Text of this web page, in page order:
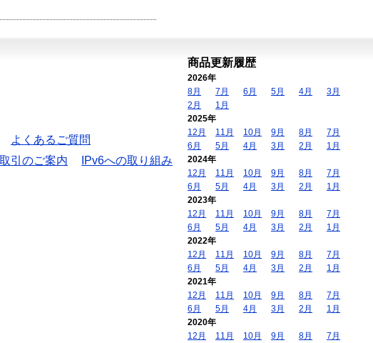
よくあるご質問
引のご案内
IPv6への取り組み
商品更新履歴
2026年
8月
7月 6月 5月 4月
3月
2月
1月
2025年
12月
11月 10月 9月 8月
7月
6月
5月 4月 3月 2月
1月
2024年
12月
11月 10月 9月 8月
7月
6月
5月 4月 3月 2月
1月
2023年
12月
11月 10月 9月 8月
7月
6月
5月 4月 3月 2月
1月
2022年
12月
11月 10月 9月 8月
7月
6月
5月 4月 3月 2月
1月
2021年
12月
11月 10月 9月 8月
7月
6月
5月 4月 3月 2月
1月
2020年
12月
11月 10月 9月 8月 7月